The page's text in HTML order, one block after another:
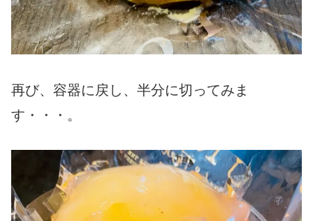
再び、容器に戻し、半分に切ってみま
す・・・。